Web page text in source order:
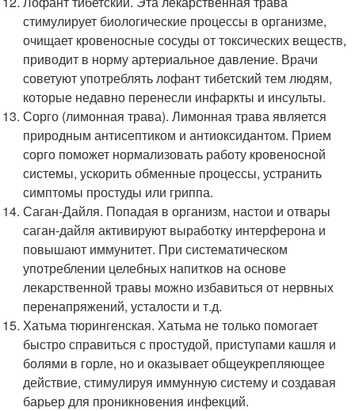
стимулирует биологические процессы в организме,
очищает кровеносные сосуды от токсических веществ,
приводит в норму артериальное давление. Врачи
советуют употреблять лофант тибетский тем людям,
которые недавно перенесли инфаркты и инсульты.
Сорго (лимонная трава). Лимонная трава является
природным антисептиком и антиоксидантом. Прием
сорго поможет нормализовать работу кровеносной
системы, ускорить обменные процессы, устранить
симптомы простуды или гриппа.
Саган-Дайля. Попадая в организм, настои и отвары
саган-дайля активируют выработку интерферона и
повышают иммунитет. При систематическом
употреблении целебных напитков на основе
лекарственной травы можно избавиться от нервных
перенапряжений, усталости и т.д.
Хатьма тюрингенская. Хатьма не только помогает
быстро справиться с простудой, приступами кашля и
болями в горле, но и оказывает общеукрепляющее
действие, стимулируя иммунную систему и создавая
барьер для проникновения инфекций.